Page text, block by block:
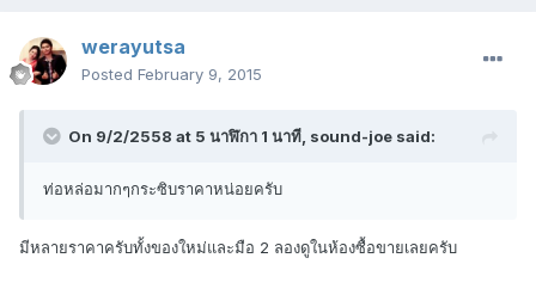
werayutsa
Posted February 9, 2015
On 9/2/2558 at 5 นาฬิกา 1 นาที, sound-joe said:
ท่อหล่อมากๆกระซิบราคาหน่อยครับ
มีหลายราคาครับทั้งของใหม่และมือ 2 ลองดูในห้องซื้อขายเลยครับ